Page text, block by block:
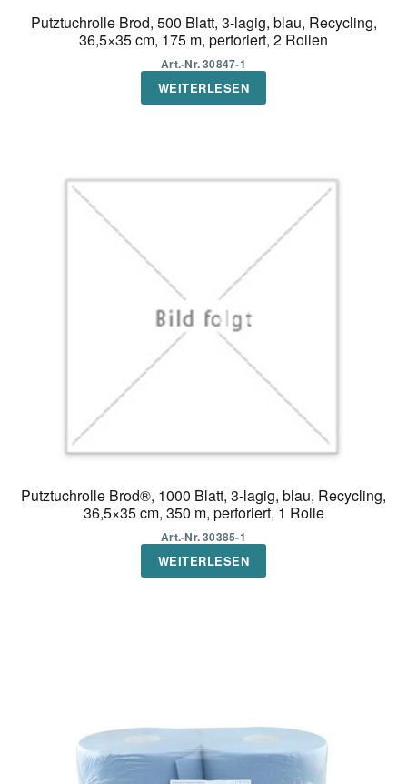
Putztuchrolle Brod, 500 Blatt, 3-lagig, blau, Recycling,
36,5×35 cm, 175 m, perforiert, 2 Rollen
Art.-Nr. 30847-1
WEITERLESEN
Putztuchrolle Brod®, 1000 Blatt, 3-lagig, blau, Recycling,
36,5×35 cm, 350 m, perforiert, 1 Rolle
Art.-Nr. 30385-1
WEITERLESEN